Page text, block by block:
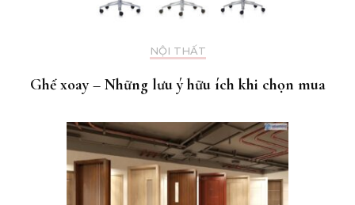
NỘI THẤT
Ghế xoay – Những lưu ý hữu ích khi chọn mua